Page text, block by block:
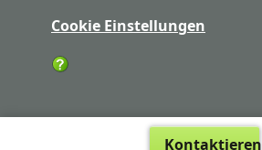
Cookie Einstellungen
Kontaktieren